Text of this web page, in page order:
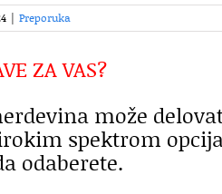
| Preporuka
ZA VAS?
može
spektrom
odaberete.